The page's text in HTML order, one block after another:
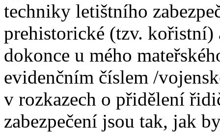
techniky letištního
prehistorické (tzv. kořistní)
dokonce u mého
evidenčním číslem /
v rozkazech o přidělení
zabezpečení jsou tak, jak